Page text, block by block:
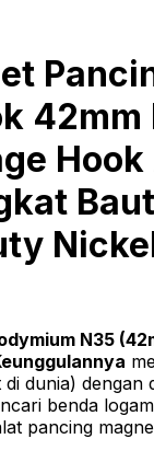
N35
dunia) dengan
benda
pancing